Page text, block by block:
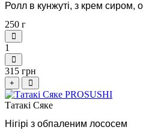
Ролл в кунжуті, з крем сиром,
250 г
1
315 грн
+
Татакі Сяке
Нігірі з обпаленим лососем